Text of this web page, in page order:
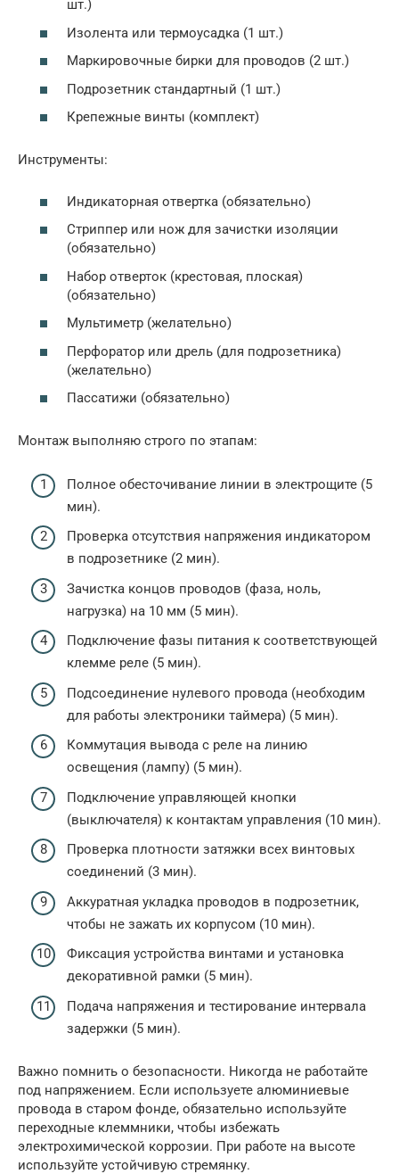
шт.)
Изолента или термоусадка (1 шт.)
Маркировочные бирки для проводов (2 шт.)
Подрозетник стандартный (1 шт.)
Крепежные винты (комплект)
Инструменты:
Индикаторная отвертка (обязательно)
Стриппер или нож для зачистки изоляции
(обязательно)
Набор отверток (крестовая, плоская)
(обязательно)
Мультиметр (желательно)
Перфоратор или дрель (для подрозетника)
(желательно)
Пассатижи (обязательно)
Монтаж выполняю строго по этапам:
Полное обесточивание линии в электрощите (5
мин).
Проверка отсутствия напряжения индикатором
в подрозетнике (2 мин).
Зачистка концов проводов (фаза, ноль,
нагрузка) на 10 мм (5 мин).
Подключение фазы питания к соответствующей
клемме реле (5 мин).
Подсоединение нулевого провода (необходим
для работы электроники таймера) (5 мин).
Коммутация вывода с реле на линию
освещения (лампу) (5 мин).
Подключение управляющей кнопки
(выключателя) к контактам управления (10 мин).
Проверка плотности затяжки всех винтовых
соединений (3 мин).
Аккуратная укладка проводов в подрозетник,
чтобы не зажать их корпусом (10 мин).
Фиксация устройства винтами и установка
декоративной рамки (5 мин).
Подача напряжения и тестирование интервала
задержки (5 мин).
Важно помнить о безопасности. Никогда не работайте
под напряжением. Если используете алюминиевые
провода в старом фонде, обязательно используйте
переходные клеммники, чтобы избежать
электрохимической коррозии. При работе на высоте
используйте устойчивую стремянку.